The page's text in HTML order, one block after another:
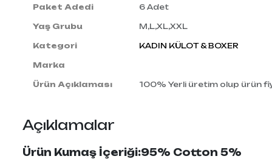
Paket Adedi 6 Adet
Yaş Grubu M,L,XL,XXL
Kategori KADIN KÜLOT & BOXER
Marka
Ürün Açıklaması 100% Yerli üretim olup ürün
Açıklamalar
Ürün Kumaş İçeriği:95% Cotton 5%